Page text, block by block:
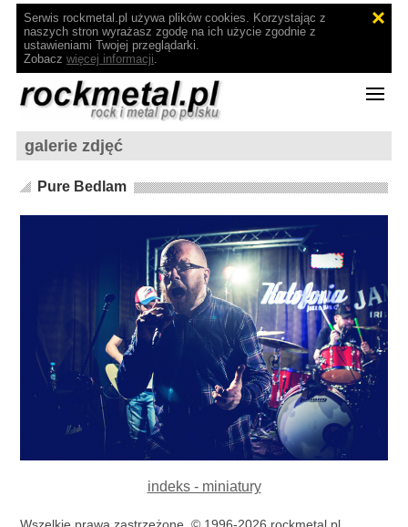
Serwis rockmetal.pl używa plików cookies. Korzystając z
naszych stron wyrażasz zgodę na ich użycie zgodnie z
ustawieniami Twojej przeglądarki.
Zobacz więcej informacji.
galerie zdjęć
Pure Bedlam
indeks - miniatury